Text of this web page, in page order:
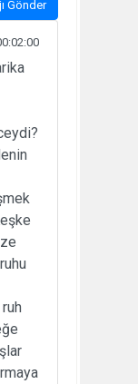
Gönder